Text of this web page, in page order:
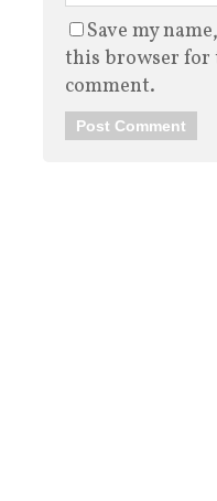
Save my
this browser for
comment.